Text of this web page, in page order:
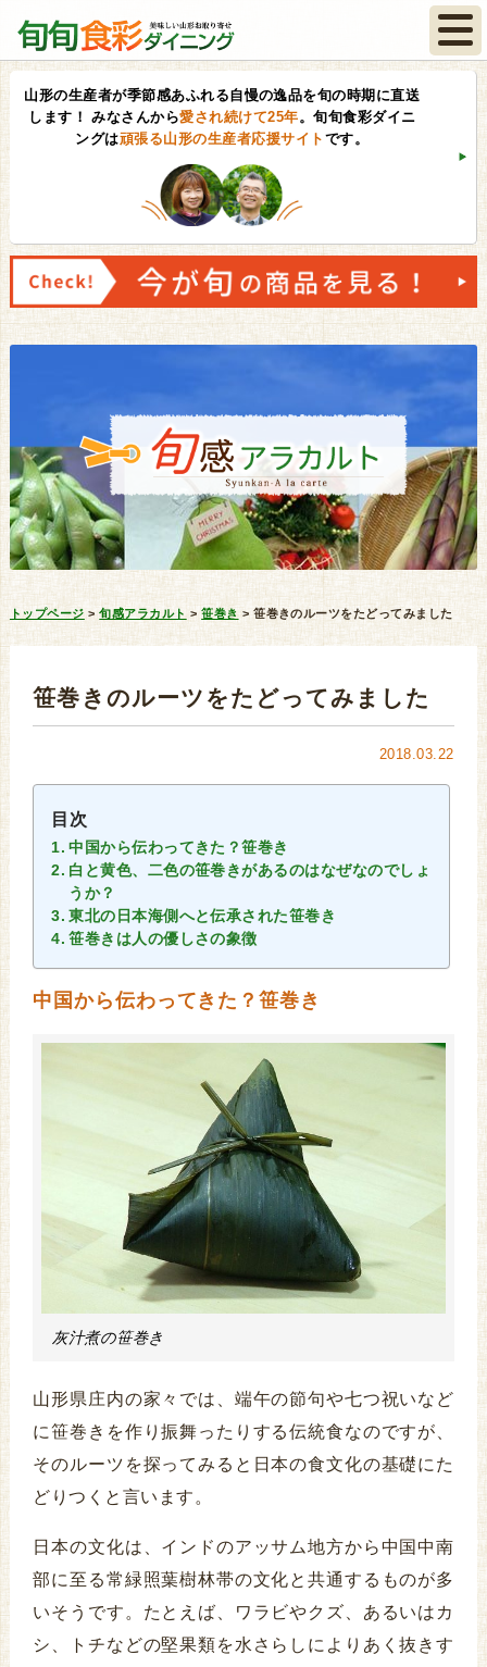
山形の生産者が季節感あふれる自慢の逸品を旬の時期に直送
します！ みなさんから愛され続けて25年。旬旬食彩ダイニ
ングは頑張る山形の生産者応援サイト です。
トップページ >旬感アラカルト >笹巻き >笹巻きのルーツをたどってみました
笹巻きのルーツをたどってみました
2018.03.22
目次
中国から伝わってきた？笹巻き
白と黄色、二色の笹巻きがあるのはなぜなのでしょ
うか？
東北の日本海側へと伝承された笹巻き
笹巻きは人の優しさの象徴
中国から伝わってきた？笹巻き
灰汁煮の笹巻き
山形県庄内の家々では、端午の節句や七つ祝いなど
に笹巻きを作り振舞ったりする伝統食なのですが、
そのルーツを探ってみると日本の食文化の基礎にた
どりつくと言います。
日本の文化は、インドのアッサム地方から中国中南
部に至る常緑照葉樹林帯の文化と共通するものが多
いそうです。たとえば、ワラビやクズ、あるいはカ
シ、トチなどの堅果類を水さらしによりあく抜きす